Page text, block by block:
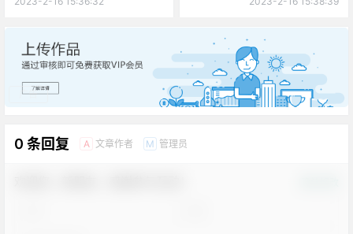
广告
0 条回复 A 文章作者 M 管理员